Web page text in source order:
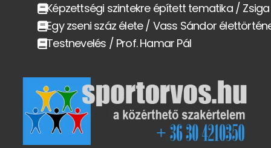
Képzettségi szintekre épített tematika /
Egy zseni száz élete / Vass Sándor
Testnevelés / Prof. Hamar Pál